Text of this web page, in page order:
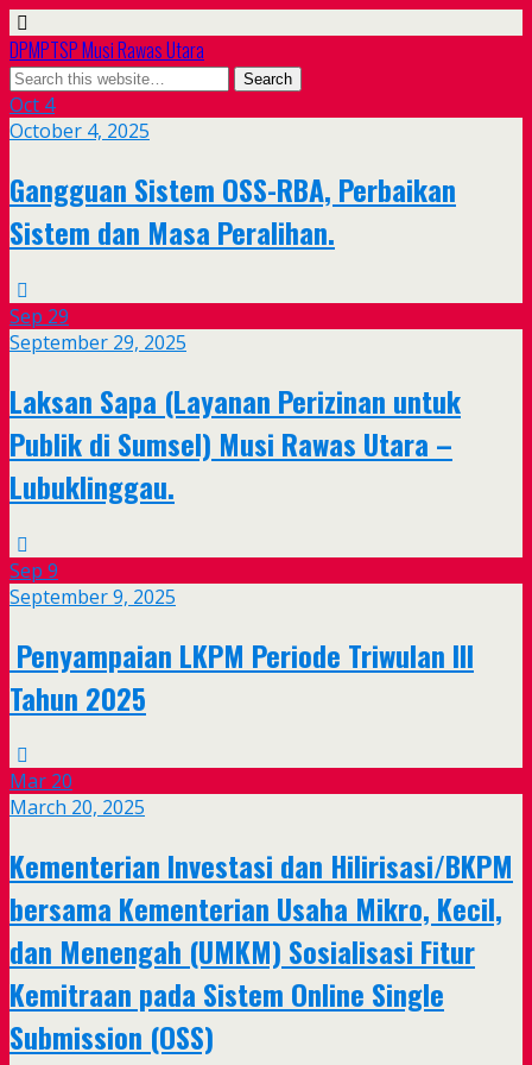
DPMPTSP Musi Rawas Utara
Oct 4
October 4, 2025
Gangguan Sistem OSS-RBA, Perbaikan
Sistem dan Masa Peralihan.
Sep 29
September 29, 2025
Laksan Sapa (Layanan Perizinan untuk
Publik di Sumsel) Musi Rawas Utara –
Lubuklinggau.
Sep 9
September 9, 2025
Penyampaian LKPM Periode Triwulan III
Tahun 2025
Mar 20
March 20, 2025
Kementerian Investasi dan Hilirisasi/BKPM
bersama Kementerian Usaha Mikro, Kecil,
dan Menengah (UMKM) Sosialisasi Fitur
Kemitraan pada Sistem Online Single
Submission (OSS)